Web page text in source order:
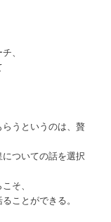
、
うというのは、贅
ついての話を選択
そ、
ことができる。